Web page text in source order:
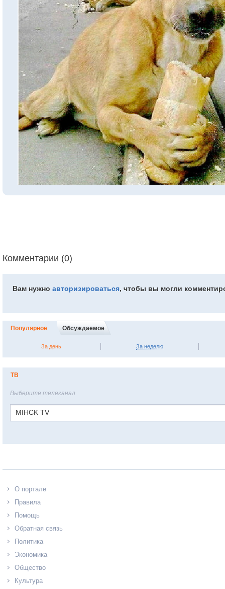
Комментарии (0)
Вам нужно авторизироваться, чтобы вы могли
Популярное Обсуждаемое
За день За неделю
ТВ
Выберите телеканал
MIHCK TV
О портале
Правила
Помощь
Обратная связь
Политика
Экономика
Общество
Культура